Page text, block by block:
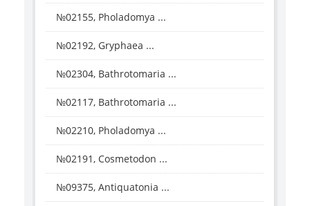
№02155, Pholadomya ...
№02192, Gryphaea ...
№02304, Bathrotomaria ...
№02117, Bathrotomaria ...
№02210, Pholadomya ...
№02191, Cosmetodon ...
№09375, Antiquatonia ...